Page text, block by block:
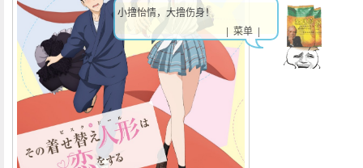
小撸怡情，大撸伤身！
| 菜单 |